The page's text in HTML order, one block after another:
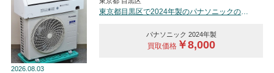
2026 08.03
パナソニック 2024年製
買取価格￥8,000